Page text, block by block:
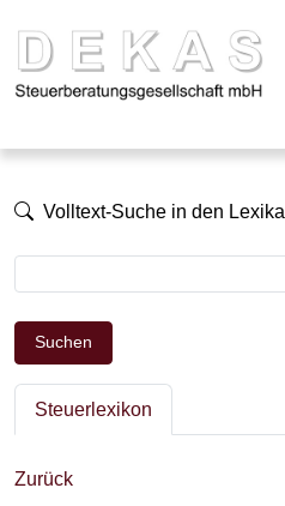
Volltext-Suche in den Lexika
Suchen
Steuerlexikon
Zurück